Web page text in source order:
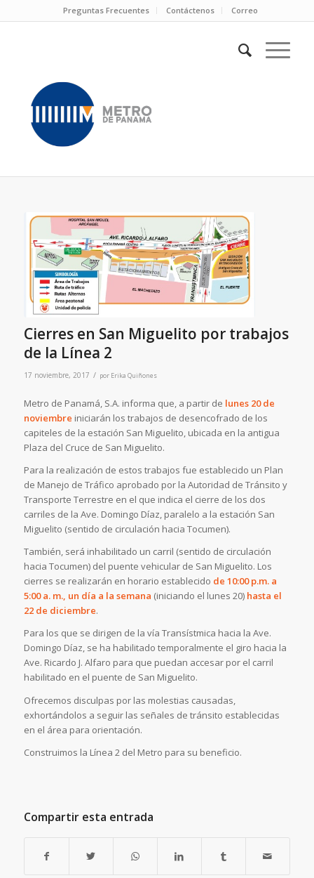
Preguntas Frecuentes Contáctenos Correo
Cierres en San Miguelito por trabajos
de la Línea 2
17 noviembre, 2017 / por Erika Quiñones
Metro de Panamá, S.A. informa que, a partir de lunes 20 de
noviembre iniciarán los trabajos de desencofrado de los
capiteles de la estación San Miguelito, ubicada en la antigua
Plaza del Cruce de San Miguelito.
Para la realización de estos trabajos fue establecido un Plan
de Manejo de Tráfico aprobado por la Autoridad de Tránsito y
Transporte Terrestre en el que indica el cierre de los dos
carriles de la Ave. Domingo Díaz, paralelo a la estación San
Miguelito (sentido de circulación hacia Tocumen).
También, será inhabilitado un carril (sentido de circulación
hacia Tocumen) del puente vehicular de San Miguelito. Los
cierres se realizarán en horario establecido de 10:00 p.m. a
5:00 a. m., un día a la semana (iniciando el lunes 20) hasta el
22 de diciembre.
Para los que se dirigen de la vía Transístmica hacia la Ave.
Domingo Díaz, se ha habilitado temporalmente el giro hacia la
Ave. Ricardo J. Alfaro para que puedan accesar por el carril
habilitado en el puente de San Miguelito.
Ofrecemos disculpas por las molestias causadas,
exhortándolos a seguir las señales de tránsito establecidas
en el área para orientación.
Construimos la Línea 2 del Metro para su beneficio.
Compartir esta entrada